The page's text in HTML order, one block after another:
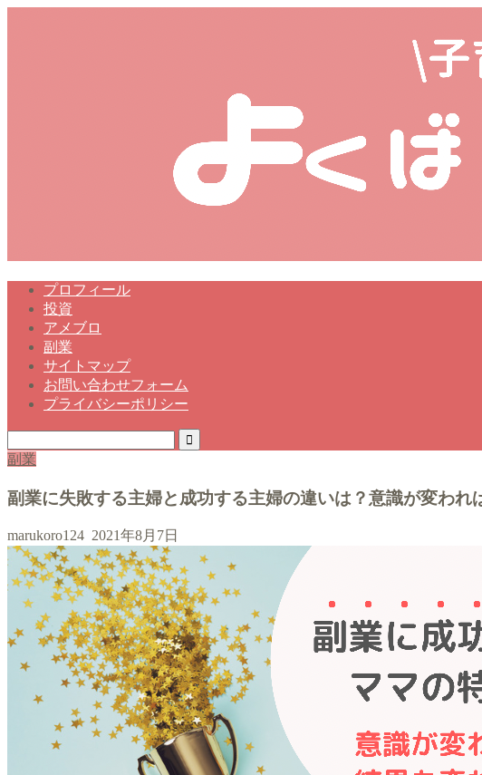
プロフィール
投資
アメブロ
副業
サイトマップ
お問い合わせフォーム
プライバシーポリシー
副業
副業に失敗する主婦と成功する主婦の違いは？意識が変われ
marukoro124 2021年8月7日